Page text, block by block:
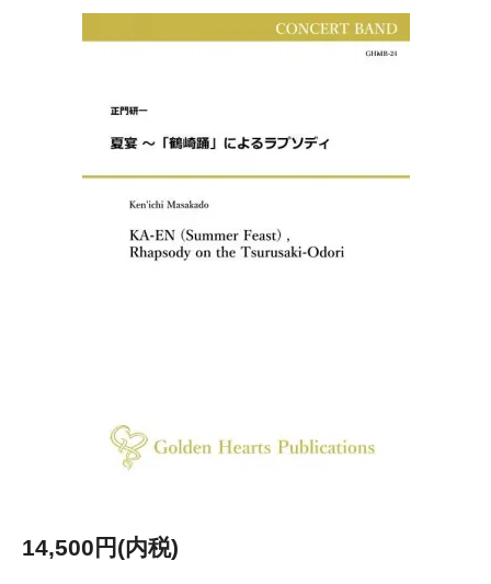
14,500円(内税)